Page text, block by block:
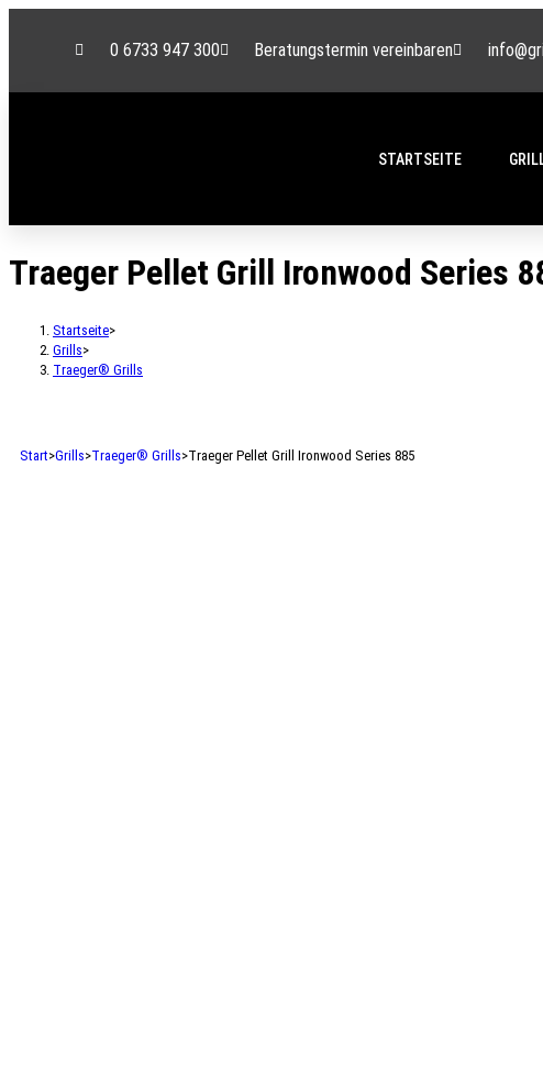
0 6733 947 300 Beratungstermin vereinbaren
STARTSEITE
Traeger Pellet Grill Ironwood Series
Startseite>
Grills>
Traeger® Grills
Start>Grills>Traeger® Grills>Traeger Pellet Grill Ironwood Series 885